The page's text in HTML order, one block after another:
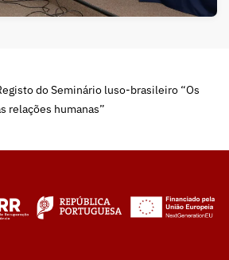
do Seminário luso-brasileiro “Os
relações humanas”